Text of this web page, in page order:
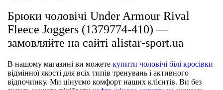
Брюки чоловічі Under Armour Rival
Fleece Joggers (1379774-410) —
замовляйте на сайті alistar-sport.ua
В нашому магазині ви можете купити чоловічі білі кросівки
відмінної якості для всіх типів тренувань і активного
відпочинку. Ми цінуємо комфорт наших клієнтів. Ви без